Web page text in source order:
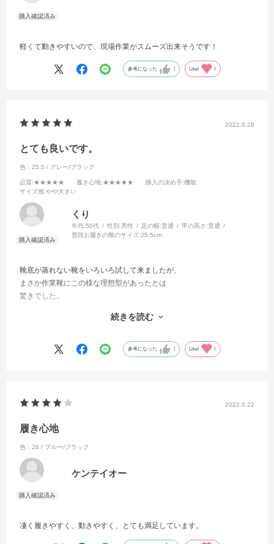
軽くて動きやすいので、現場作業がスムーズ出来そうです！
参考になった 1 Like! 0
2022.8.28
とても良いです。
色：25.5 / グレー/ブラック
品質:★★★★★ 履き心地:★★★★★ 購入の決め手:機能
サイズ感:やや大きい
くり
年代:50代 性別:男性 足の幅:普通 甲の高さ:普通
普段お履きの靴のサイズ:25.5cm
靴底が蒸れない靴をいろいろ試して来ましたが、
まさか作業靴にこの様な理想型があったとは
驚きでした。
40度にも迫る夏場の使用にも関わらず、
しています。
これからも買い続けたいと思います！
続きを読む
参考になった 1 Like! 0
2022.8.22
履き心地
色：26 / ブルー/ブラック
ケンテイオー
凄く履きやすく、動きやすく、とても満足しています。